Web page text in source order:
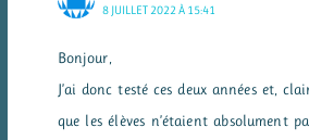
8 JUILLET 2022 À 15:41
Bonjour,
J’ai donc testé ces deux années et,
que les élèves n’étaient absolument